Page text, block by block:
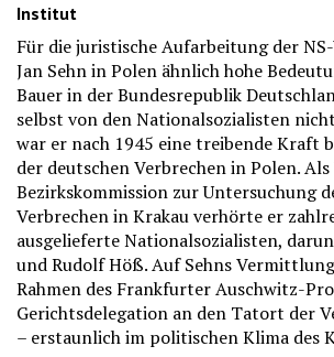
Institut
Für die juristische Aufarbeitung der
Jan Sehn in Polen ähnlich hohe
Bauer in der Bundesrepublik
selbst von den Nationalsozialisten
war er nach 1945 eine treibende Kraft
der deutschen Verbrechen in Polen.
Bezirkskommission zur Untersuchung
Verbrechen in Krakau verhörte er
ausgelieferte Nationalsozialisten,
und Rudolf Höß. Auf Sehns
Rahmen des Frankfurter Auschwitz-
Gerichtsdelegation an den Tatort der
– erstaunlich im politischen Klima des